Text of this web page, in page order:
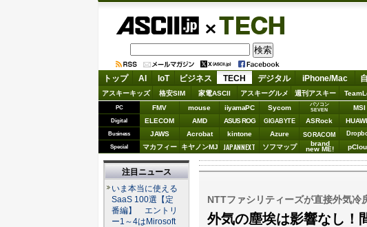
TECH
トップ AI IoT ビジネス TECH デジタル iPhone/Mac
アスキーキッズ 格安SIM 家電ASCII アスキーグルメ 週刊アスキー
PC FMV mouse iiyamaPC Sycom
パソコン
SEVEN
MSI
Digital ELECOM AMD ASUS ROG GIGABYTE ASRock
Business JAWS Acrobat kintone Azure SORACOM
Special マカフィー キヤノンMJ JAPANNEXT ソフマップ brand
new ME!
NTTファシリティーズが直接外気冷
外気の塵埃は影響なし
注目ニュース
いま本当に使える
SaaS 100選【定
番編】 エントリ
ー1～4はMirosoft